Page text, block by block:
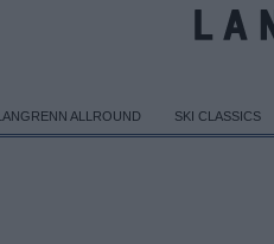
LANGRENN ALLROUND SKI CLASSICS